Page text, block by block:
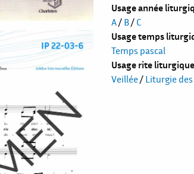
Usage année
A/ B/ C
Usage temps
Temps pascal
Usage rite liturgique
Veillée/ Liturgie